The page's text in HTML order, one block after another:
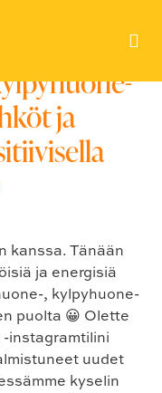
ja
kanssa. Tänään
ja energisiä
, kylpyhuone-
puolta 😀 Olette
instagramtilini
uudet
kyselin